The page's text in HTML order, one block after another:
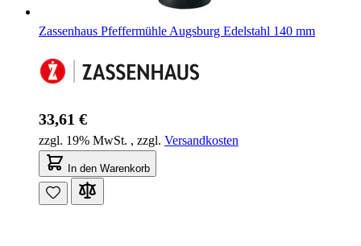
Zassenhaus Pfeffermühle Augsburg Edelstahl 140 mm
33,61 €
zzgl. 19% MwSt. , zzgl. Versandkosten
In den Warenkorb